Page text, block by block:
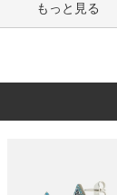
もっと見る